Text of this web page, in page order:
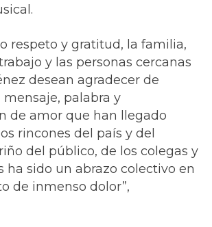
respeto y gratitud, la familia,
y las personas cercanas
desean agradecer de
mensaje, palabra y
de amor que han llegado
rincones del país y del
del público, de los colegas y
ha sido un abrazo colectivo en
de inmenso dolor”,